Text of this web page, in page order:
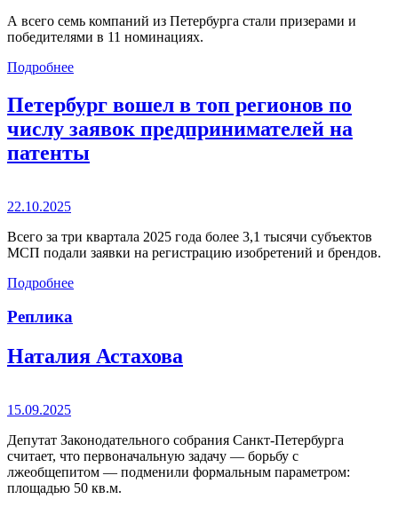
А всего семь компаний из Петербурга стали призерами и
победителями в 11 номинациях.
Подробнее
Петербург вошел в топ регионов по
числу заявок предпринимателей на
патенты
22.10.2025
Всего за три квартала 2025 года более 3,1 тысячи субъектов
МСП подали заявки на регистрацию изобретений и брендов.
Подробнее
Реплика
Наталия Астахова
15.09.2025
Депутат Законодательного собрания Санкт-Петербурга
считает, что первоначальную задачу — борьбу с
лжеобщепитом — подменили формальным параметром:
площадью 50 кв.м.